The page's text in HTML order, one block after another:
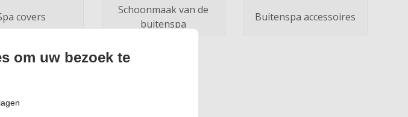
covers
Schoonmaak van de
buitenspa
Buitenspa accessoires
om uw bezoek te